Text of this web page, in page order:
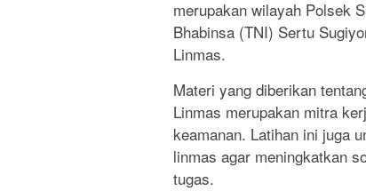
merupakan wilayah Polsek
Bhabinsa (TNI) Sertu
Linmas.
Materi yang diberikan
Linmas merupakan mitra
keamanan. Latihan ini juga
linmas agar meningkatkan
tugas.